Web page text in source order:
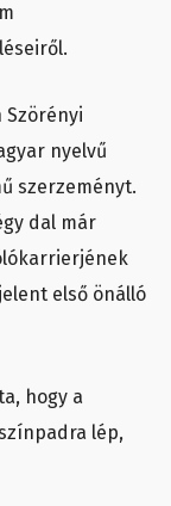
Szörényi
nyelvű
szerzeményt.
dal már
első önálló
hogy a
lép,